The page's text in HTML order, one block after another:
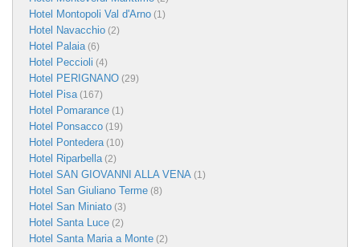
Hotel Montopoli Val d'Arno (1)
Hotel Navacchio (2)
Hotel Palaia (6)
Hotel Peccioli (4)
Hotel PERIGNANO (29)
Hotel Pisa (167)
Hotel Pomarance (1)
Hotel Ponsacco (19)
Hotel Pontedera (10)
Hotel Riparbella (2)
Hotel SAN GIOVANNI ALLA VENA (1)
Hotel San Giuliano Terme (8)
Hotel San Miniato (3)
Hotel Santa Luce (2)
Hotel Santa Maria a Monte (2)